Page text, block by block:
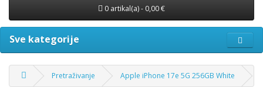
0 artikal(a) - 0,00 €
Sve kategorije
Pretraživanje Apple iPhone 17e 5G 256GB White